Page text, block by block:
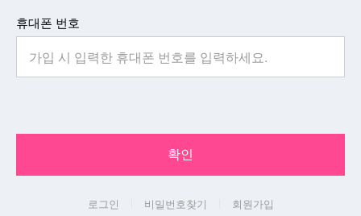
휴대폰 번호
확인
로그인 비밀번호찾기 회원가입